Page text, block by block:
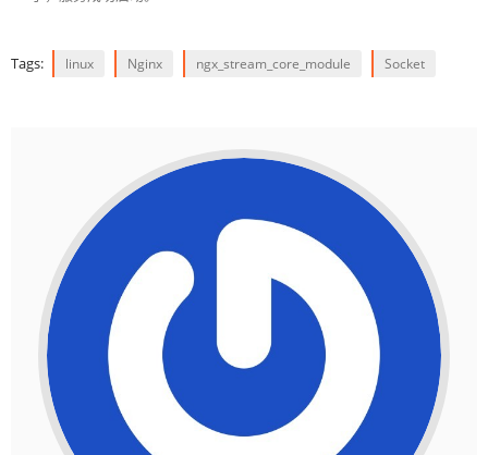
Tags: linux Nginx ngx_stream_core_module Socket